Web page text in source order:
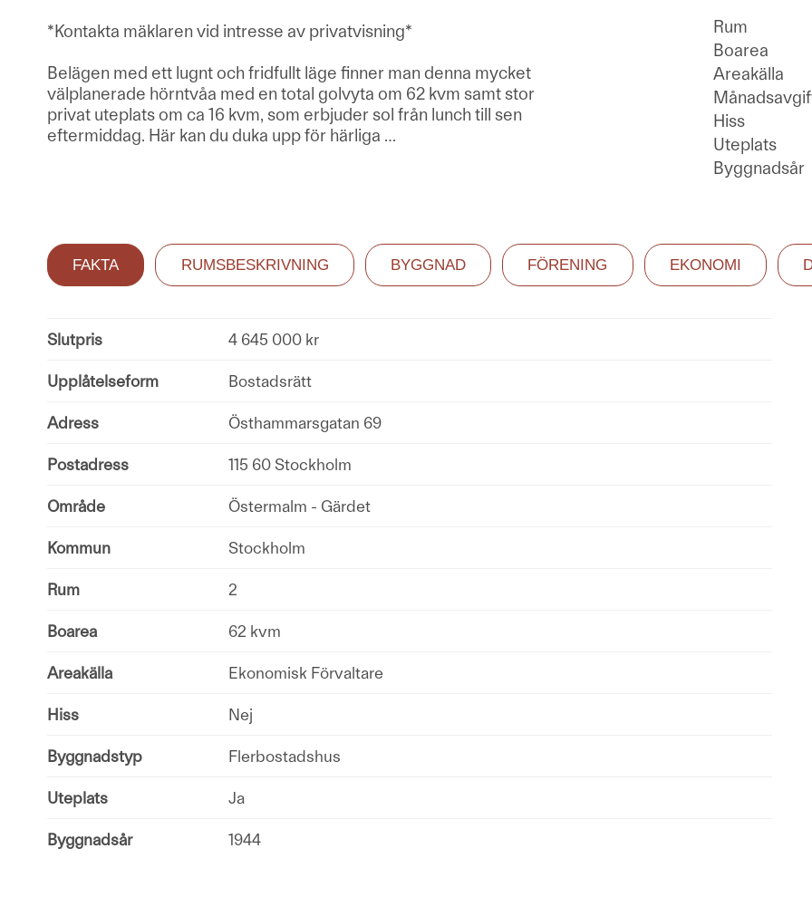
*Kontakta mäklaren vid intresse av privatvisning*
Belägen med ett lugnt och fridfullt läge finner man denna mycket
välplanerade hörntvåa med en total golvyta om 62 kvm samt stor
privat uteplats om ca 16 kvm, som erbjuder sol från lunch till sen
eftermiddag. Här kan du duka upp för härliga …
Rum
Boarea
Areakälla
Hiss
Uteplats
Byggnadsår
FAKTA RUMSBESKRIVNING BYGGNAD FÖRENING EKONOMI
Slutpris 4 645 000 kr
Upplåtelseform Bostadsrätt
Adress Östhammarsgatan 69
Postadress 115 60 Stockholm
Område Östermalm - Gärdet
Kommun Stockholm
Rum 2
Boarea 62 kvm
Areakälla Ekonomisk Förvaltare
Hiss Nej
Byggnadstyp Flerbostadshus
Uteplats Ja
Byggnadsår 1944